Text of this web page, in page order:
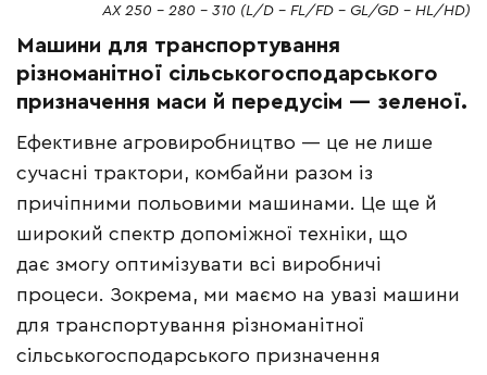
AX 250 - 280 - 310 (L/D - FL/FD - GL/GD - HL/HD)
Машини для транспортування
різноманітної сільськогосподарського
призначення маси й передусім — зеленої.
Ефективне агровиробництво — це не лише
сучасні трактори, комбайни разом із
причіпними польовими машинами. Це ще й
широкий спектр допоміжної техніки, що
дає змогу оптимізувати всі виробничі
процеси. Зокрема, ми маємо на увазі машини
для транспортування різноманітної
сільськогосподарського призначення